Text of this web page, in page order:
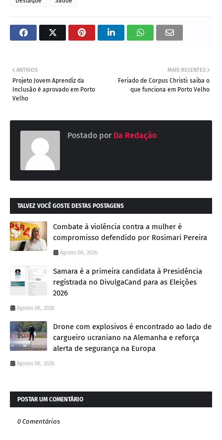
MAIS RECENTES
Feriado de Corpus Christi: saiba o
que funciona em Porto Velho
ANTIGOS
Projeto Jovem Aprendiz da
Inclusão é aprovado em Porto
Velho
Postado por Da Redação
TALVEZ VOCÊ GOSTE DESTAS POSTAGENS
Combate à violência contra a mulher é
compromisso defendido por Rosimari Pereira
Agosto 06, 2026
Samara é a primeira candidata à Presidência
registrada no DivulgaCand para as Eleições
2026
Agosto 06, 2026
Drone com explosivos é encontrado ao lado de
cargueiro ucraniano na Alemanha e reforça
alerta de segurança na Europa
Agosto 06, 2026
POSTAR UM COMENTÁRIO
0 Comentários